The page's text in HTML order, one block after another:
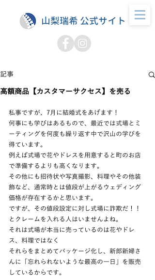
山梨瑞希 公式サイト
記事
高額商品【カスタマーサクセス】を売る
私事ですが、7月に結婚式をあげます！
何事にも学びはあるもので、最近では式場とミ
ーティングを何度も繰り返す中で沢山の学びを
得ています。
例えば式場で花やドレスを用意すると町のお店
で準備するよりも高くなります。
その他にも招待状や写真撮影、料理やその他装
飾など、通常時とは値段が上がるウェディング
価格が存在するかと思います。
ですが、その値段設定に対し式場に詐欺だ！！
とクレームを入れる人はいませんよね。
それは式場が本当に売っているのは花やドレ
ス、料理ではなく
それらをまとめてパッケージ化し、新郎新婦さ
んに「忘れられないような最高の一日」を販売
しているからです。